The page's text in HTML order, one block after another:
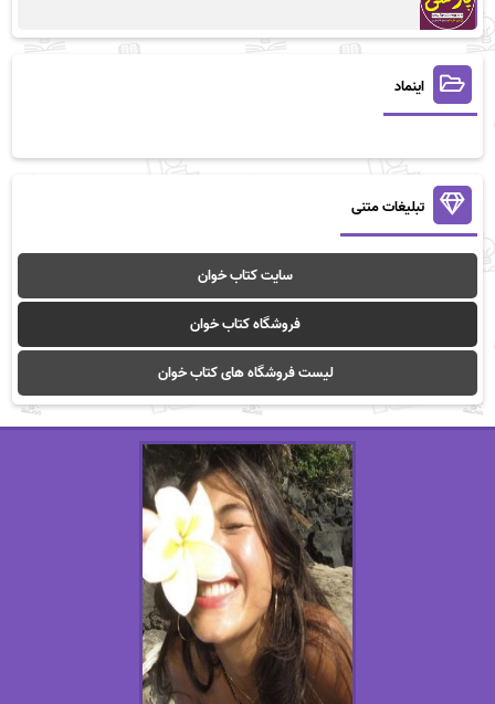
اینماد
تبلیغات متنی
سایت کتاب خوان
فروشگاه کتاب خوان
لیست فروشگاه های کتاب خوان